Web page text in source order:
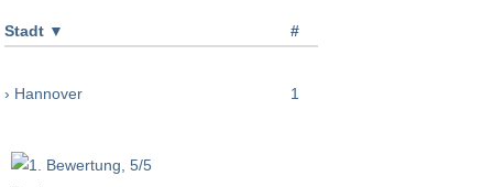
Stadt ▼ #
› Hannover 1